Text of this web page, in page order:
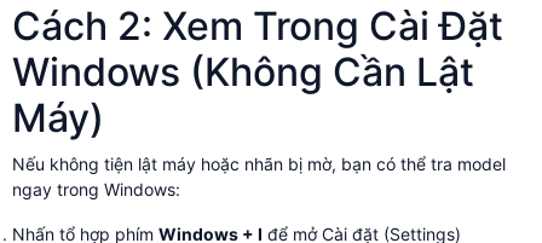
Cách 2: Xem Trong Cài Đặt
Windows (Không Cần Lật
Máy)
Nếu không tiện lật máy hoặc nhãn bị mờ, bạn có thể tra model
ngay trong Windows:
Nhấn tổ hợp phím Windows + I để mở Cài đặt (Settings)